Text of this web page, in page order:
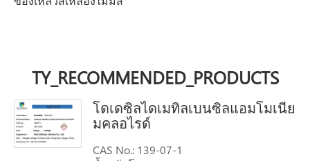
TY_RECOMMENDED_PRODUCTS
โดเดซิลไดเมทิลเบนซิลแอมโมเนีย
มคลอไรด์
CAS No.: 139-07-1